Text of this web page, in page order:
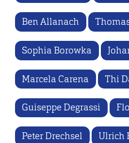
Ben Allanach
Sophia Borowka
Marcela Carena Thi
Guiseppe Degrassi
Peter Drechsel Ulrich